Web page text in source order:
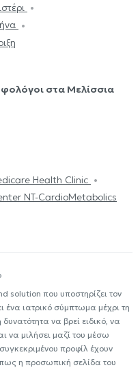
στα Μελίσσια
Health Clinic
NT-CardioMetabolics
solution που υποστηρίζει τον
ένα ιατρικό σύμπτωμα μέχρι τη
να βρεί ειδικό, να
να μιλήσει μαζί του μέσω
προφίλ έχουν
η προσωπική σελίδα του